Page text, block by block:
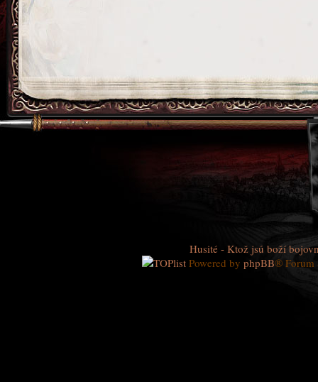
Husité - Ktož jsú boží
Powered by phpBB® Forum